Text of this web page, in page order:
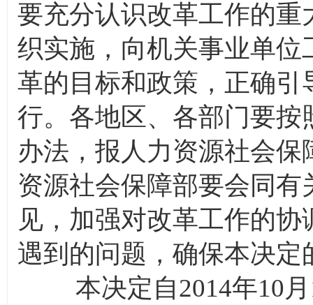
要充分认识改革工作的
织实施，向机关事业单
革的目标和政策，正确
行。各地区、各部门要
办法，报人力资源社会
资源社会保障部要会同
见，加强对改革工作的
遇到的问题，确保本决定
本决定自2014年10月